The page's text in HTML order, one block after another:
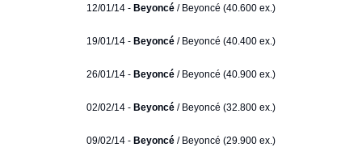
12/01/14 - Beyoncé / Beyoncé (40.600 ex.)
19/01/14 - Beyoncé / Beyoncé (40.400 ex.)
26/01/14 - Beyoncé / Beyoncé (40.900 ex.)
02/02/14 - Beyoncé / Beyoncé (32.800 ex.)
09/02/14 - Beyoncé / Beyoncé (29.900 ex.)